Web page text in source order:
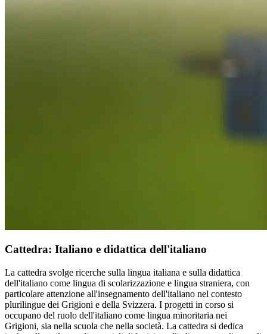
Cattedra: Italiano e didattica dell'italiano
La cattedra svolge ricerche sulla lingua italiana e sulla didattica
dell'italiano come lingua di scolarizzazione e lingua straniera, con
particolare attenzione all'insegnamento dell'italiano nel contesto
plurilingue dei Grigioni e della Svizzera. I progetti in corso si
occupano del ruolo dell'italiano come lingua minoritaria nei
Grigioni, sia nella scuola che nella società. La cattedra si dedica